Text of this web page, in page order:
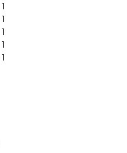
1
1
1
1
1